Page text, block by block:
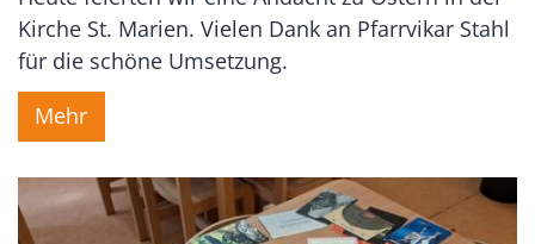
Kirche St. Marien. Vielen Dank an Pfarrvikar Stahl
für die schöne Umsetzung.
Mehr